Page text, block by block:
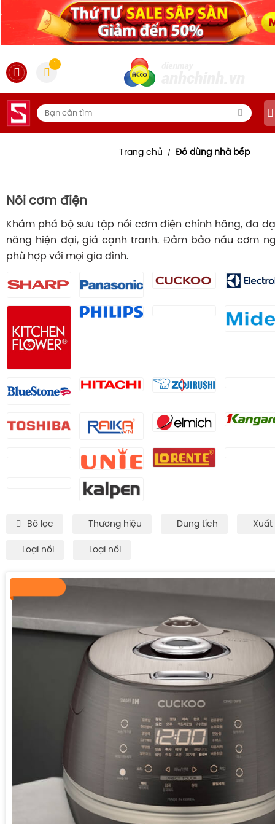
Trang chủ / Đồ dùng nhà bếp
Nồi cơm điện
Khám phá bộ sưu tập nồi cơm điện chính hãng, đa
năng hiện đại, giá cạnh tranh. Đảm bảo nấu cơm
phù hợp với mọi gia đình.
Bô lọc Thương hiệu Dung tích Xuất
Loại nồi Loại nồi